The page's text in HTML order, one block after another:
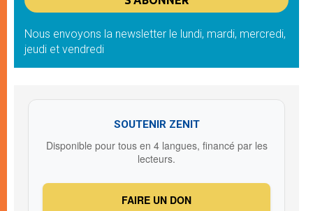
Nous envoyons la newsletter le lundi, mardi, mercredi,
jeudi et vendredi
SOUTENIR ZENIT
Disponible pour tous en 4 langues, financé par les
lecteurs.
FAIRE UN DON